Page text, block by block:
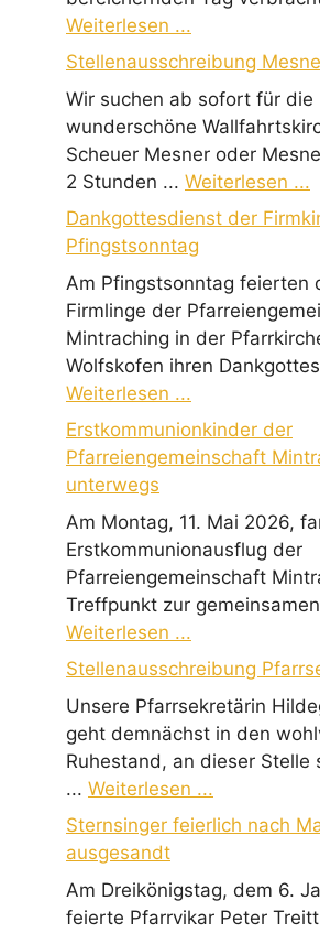
Weiterlesen ...
Stellenausschreibung
Wir suchen ab sofort für die
wunderschöne
Scheuer Mesner oder
2 Stunden ... Weiterlesen ...
Dankgottesdienst der
Pfingstsonntag
Am Pfingstsonntag feierten
Firmlinge der
Mintraching in der
Wolfskofen ihren
Weiterlesen ...
Erstkommunionkinder der
Pfarreiengemeinschaft
unterwegs
Am Montag, 11. Mai 2026,
Erstkommunionausflug der
Pfarreiengemeinschaft
Treffpunkt zur
Weiterlesen ...
Stellenausschreibung
Unsere Pfarrsekretärin
geht demnächst in den
Ruhestand, an dieser Stelle
... Weiterlesen ...
Sternsinger feierlich nach
ausgesandt
Am Dreikönigstag, dem 6.
feierte Pfarrvikar Peter